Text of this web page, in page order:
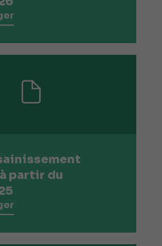
partir du